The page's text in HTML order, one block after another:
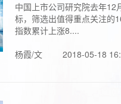
中国上市公司研究院去年
标，筛选出值得重点关注的
指数累计上涨8....
杨霞/文
2018-05-18